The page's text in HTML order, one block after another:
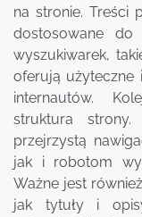
na stronie. Treści
dostosowane do
wyszukiwarek,
oferują użyteczne
internautów.
struktura
przejrzystą
jak i robotom
Ważne jest
jak tytuły i